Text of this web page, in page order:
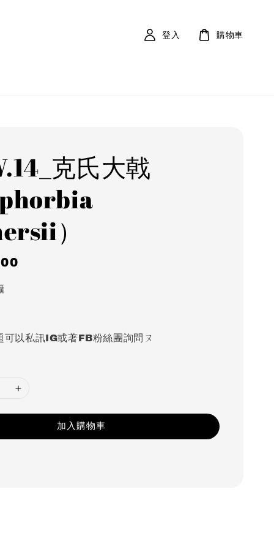
登入 購物車
克氏大戟
）
可以私訊IG或著FB粉絲團詢問ㄡ
加入購物車